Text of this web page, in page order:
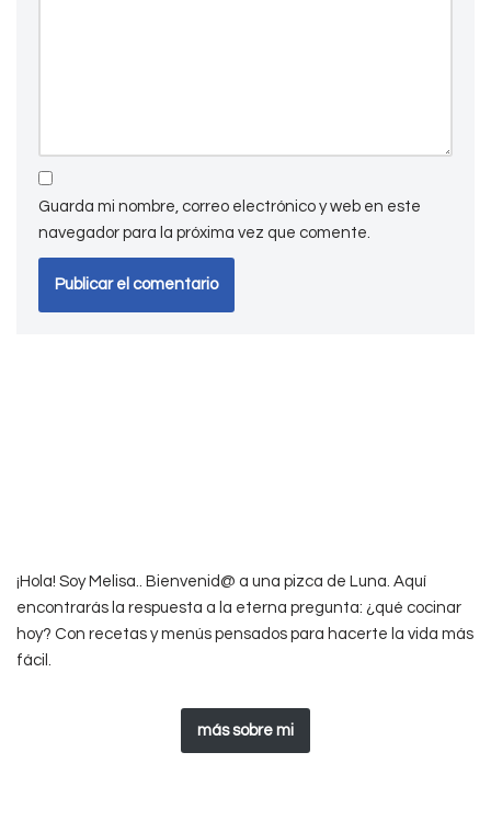
Guarda mi nombre, correo electrónico y web en este
navegador para la próxima vez que comente.
¡Hola! Soy Melisa.. Bienvenid@ a una pizca de Luna. Aquí
encontrarás la respuesta a la eterna pregunta: ¿qué cocinar
hoy? Con recetas y menús pensados para hacerte la vida más
fácil.
más sobre mi